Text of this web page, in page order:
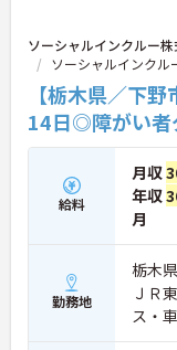
ソーシャルインクルー
ソーシャルインクル
【栃木県／下
14日◎障がい者
給料
月収
年収
月
勤務地
栃木
ＪＲ
ス・